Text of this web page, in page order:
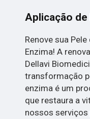
Aplicação de
Renove sua
Enzima! A
Dellavi
transformação
enzima é um
que restaura a
nossos serviços